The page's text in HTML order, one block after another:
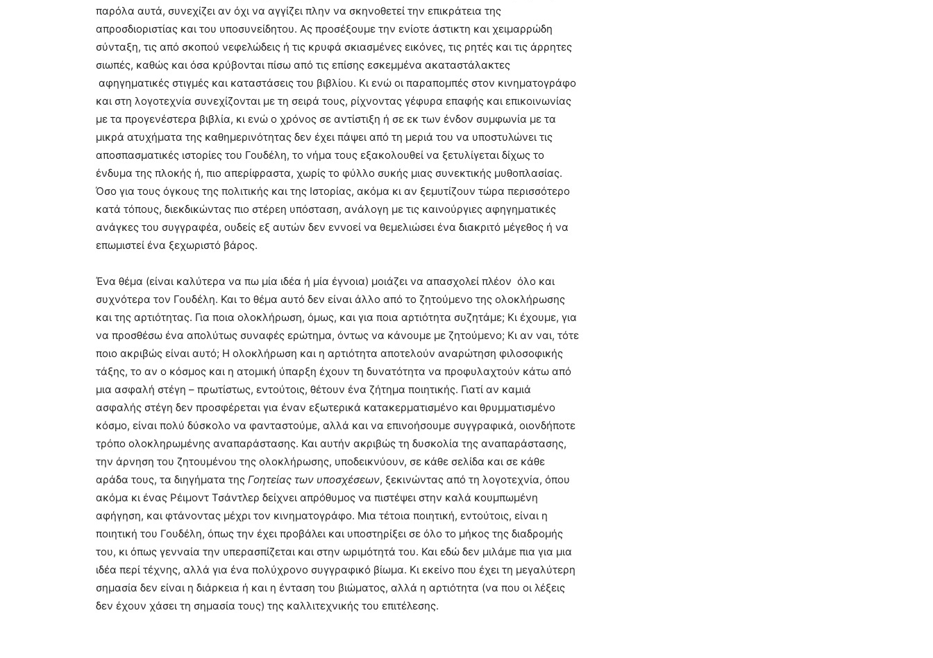
παρόλα αυτά, συνεχίζει αν όχι να αγγίζει πλην να σκηνοθετεί την επικράτεια της
απροσδιοριστίας και του υποσυνείδητου. Ας προσέξουμε την ενίοτε άστικτη και χειμαρρώδη
σύνταξη, τις από σκοπού νεφελώδεις ή τις κρυφά σκιασμένες εικόνες, τις ρητές και τις άρρητες
σιωπές, καθώς και όσα κρύβονται πίσω από τις επίσης εσκεμμένα ακαταστάλακτες
αφηγηματικές στιγμές και καταστάσεις του βιβλίου. Κι ενώ οι παραπομπές στον κινηματογράφο
και στη λογοτεχνία συνεχίζονται με τη σειρά τους, ρίχνοντας γέφυρα επαφής και επικοινωνίας
με τα προγενέστερα βιβλία, κι ενώ ο χρόνος σε αντίστιξη ή σε εκ των ένδον συμφωνία με τα
μικρά ατυχήματα της καθημερινότητας δεν έχει πάψει από τη μεριά του να υποστυλώνει τις
αποσπασματικές ιστορίες του Γουδέλη, το νήμα τους εξακολουθεί να ξετυλίγεται δίχως το
ένδυμα της πλοκής ή, πιο απερίφραστα, χωρίς το φύλλο συκής μιας συνεκτικής μυθοπλασίας.
Όσο για τους όγκους της πολιτικής και της Ιστορίας, ακόμα κι αν ξεμυτίζουν τώρα περισσότερο
κατά τόπους, διεκδικώντας πιο στέρεη υπόσταση, ανάλογη με τις καινούργιες αφηγηματικές
ανάγκες του συγγραφέα, ουδείς εξ αυτών δεν εννοεί να θεμελιώσει ένα διακριτό μέγεθος ή να
επωμιστεί ένα ξεχωριστό βάρος.
Ένα θέμα (είναι καλύτερα να πω μία ιδέα ή μία έγνοια) μοιάζει να απασχολεί πλέον όλο και
συχνότερα τον Γουδέλη. Και το θέμα αυτό δεν είναι άλλο από το ζητούμενο της ολοκλήρωσης
και της αρτιότητας. Για ποια ολοκλήρωση, όμως, και για ποια αρτιότητα συζητάμε; Κι έχουμε, για
να προσθέσω ένα απολύτως συναφές ερώτημα, όντως να κάνουμε με ζητούμενο; Κι αν ναι, τότε
ποιο ακριβώς είναι αυτό; Η ολοκλήρωση και η αρτιότητα αποτελούν αναρώτηση φιλοσοφικής
τάξης, το αν ο κόσμος και η ατομική ύπαρξη έχουν τη δυνατότητα να προφυλαχτούν κάτω από
μια ασφαλή στέγη – πρωτίστως, εντούτοις, θέτουν ένα ζήτημα ποιητικής. Γιατί αν καμιά
ασφαλής στέγη δεν προσφέρεται για έναν εξωτερικά κατακερματισμένο και θρυμματισμένο
κόσμο, είναι πολύ δύσκολο να φανταστούμε, αλλά και να επινοήσουμε συγγραφικά, οιονδήποτε
τρόπο ολοκληρωμένης αναπαράστασης. Και αυτήν ακριβώς τη δυσκολία της αναπαράστασης,
την άρνηση του ζητουμένου της ολοκλήρωσης, υποδεικνύουν, σε κάθε σελίδα και σε κάθε
αράδα τους, τα διηγήματα της Γοητείας των υποσχέσεων, ξεκινώντας από τη λογοτεχνία, όπου
ακόμα κι ένας Ρέιμοντ Τσάντλερ δείχνει απρόθυμος να πιστέψει στην καλά κουμπωμένη
αφήγηση, και φτάνοντας μέχρι τον κινηματογράφο. Μια τέτοια ποιητική, εντούτοις, είναι η
ποιητική του Γουδέλη, όπως την έχει προβάλει και υποστηρίξει σε όλο το μήκος της διαδρομής
του, κι όπως γενναία την υπερασπίζεται και στην ωριμότητά του. Και εδώ δεν μιλάμε πια για μια
ιδέα περί τέχνης, αλλά για ένα πολύχρονο συγγραφικό βίωμα. Κι εκείνο που έχει τη μεγαλύτερη
σημασία δεν είναι η διάρκεια ή και η ένταση του βιώματος, αλλά η αρτιότητα (να που οι λέξεις
δεν έχουν χάσει τη σημασία τους) της καλλιτεχνικής του επιτέλεσης.